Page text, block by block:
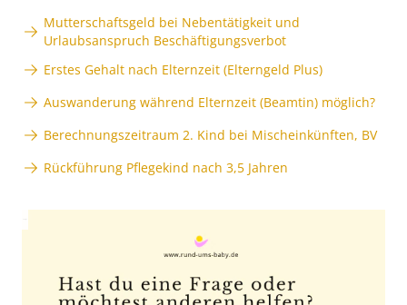
Mutterschaftsgeld bei Nebentätigkeit und
Urlaubsanspruch Beschäftigungsverbot
Erstes Gehalt nach Elternzeit (Elterngeld Plus)
Auswanderung während Elternzeit (Beamtin) möglich?
Berechnungszeitraum 2. Kind bei Mischeinkünften, BV
Rückführung Pflegekind nach 3,5 Jahren